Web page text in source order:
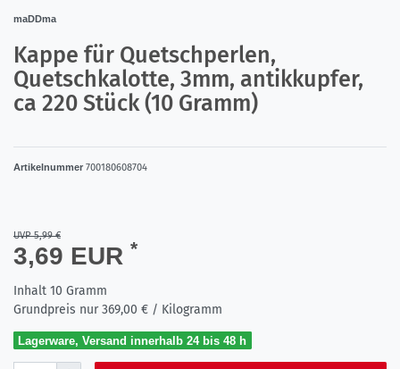
maDDma
Kappe für Quetschperlen,
Quetschkalotte, 3mm, antikkupfer,
ca 220 Stück (10 Gramm)
Artikelnummer 700180608704
UVP 5,99 €
3,69 EUR *
Inhalt 10 Gramm
Grundpreis nur369,00 € / Kilogramm
Lagerware, Versand innerhalb 24 bis 48 h